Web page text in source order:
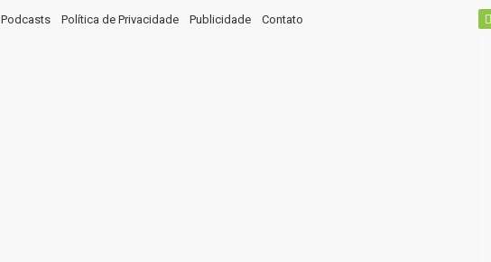
Podcasts Política de Privacidade Publicidade Contato